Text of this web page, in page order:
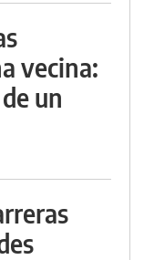
vecina:
un